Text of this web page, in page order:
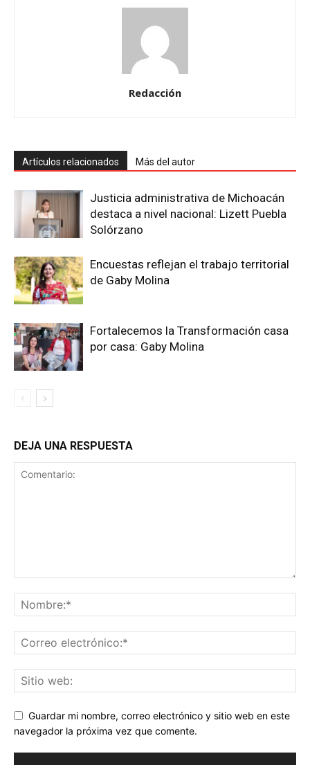
Redacción
Artículos relacionados Más del autor
Justicia administrativa de Michoacán
destaca a nivel nacional: Lizett Puebla
Solórzano
Encuestas reflejan el trabajo territorial
de Gaby Molina
Fortalecemos la Transformación casa
por casa: Gaby Molina
DEJA UNA RESPUESTA
Guardar mi nombre, correo electrónico y sitio web en este
navegador la próxima vez que comente.